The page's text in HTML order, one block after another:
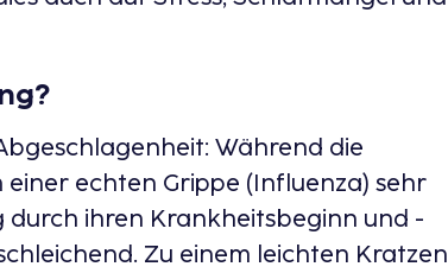
Während die
echten Grippe (Influenza) sehr
ihren Krankheitsbeginn und -
Zu einem leichten Kratzen